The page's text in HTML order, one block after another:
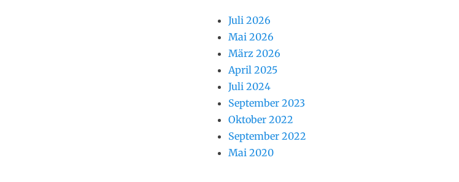
Juli 2026
Mai 2026
März 2026
April 2025
Juli 2024
September 2023
Oktober 2022
September 2022
Mai 2020